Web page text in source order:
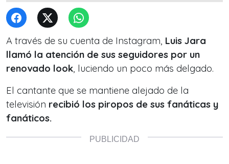
A través de su cuenta de Instagram, Luis Jara
llamó la atención de sus seguidores por un
renovado look, luciendo un poco más delgado.
El cantante que se mantiene alejado de la
televisión recibió los piropos de sus fanáticas y
fanáticos.